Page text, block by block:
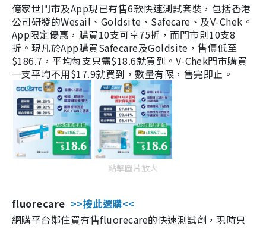
億家世門市及App現已有售6款快速測試套裝，包括香港
公司研發的Wesail、Goldsite、Safecare、及V-Chek。
App限定優惠，購買10支可享75折，而門市則10支8
折。現凡於App購買Safecare及Goldsite，售價低至
$186.7，平均每支只需$18.6就買到。V-Chek門市購買
一支平均不用$17.9就買到，數量有限，售完即止。
點擊圖片放大
fluorecare >>按此選購<<
網購平台鄰住買有售fluorecare的快速測試劑，現時只